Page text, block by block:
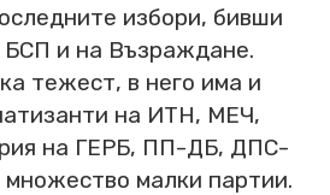
избори, бивши
БСП и на Възраждане.
тежест, в него има и
на ИТН, МЕЧ,
на ГЕРБ, ПП-ДБ, ДПС-
малки партии.